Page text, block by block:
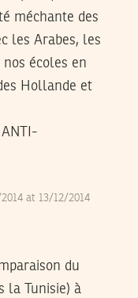
méchante des
les Arabes, les
écoles en
Hollande et
ANTI-
at 13/12/2014
du
la Tunisie) à